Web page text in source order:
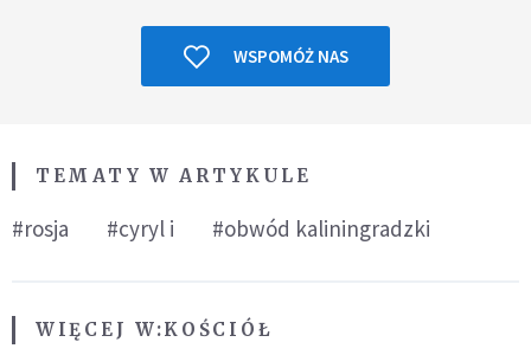
WSPOMÓŻ NAS
TEMATY W ARTYKULE
#rosja #cyryl i #obwód kaliningradzki
WIĘCEJ W:KOŚCIÓŁ